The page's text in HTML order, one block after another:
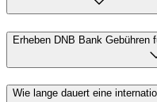
Erheben DNB Bank Gebühren
Wie lange dauert eine